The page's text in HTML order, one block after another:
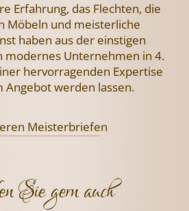
Erfahrung, das Flechten, die
Möbeln und meisterliche
haben aus der einstigen
modernes Unternehmen in 4.
hervorragenden Expertise
Angebot werden lassen.
Meisterbriefen
Sie gern auch